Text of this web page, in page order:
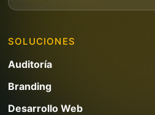
SOLUCIONES
Auditoría
Branding
Desarrollo Web